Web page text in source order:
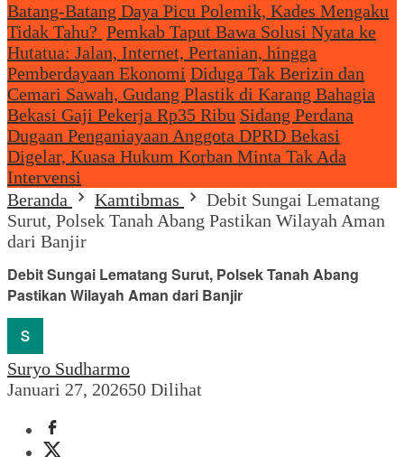
Batang-Batang Daya Picu Polemik, Kades Mengaku
Tidak Tahu? Pemkab Taput Bawa Solusi Nyata ke
Hutatua: Jalan, Internet, Pertanian, hingga
Pemberdayaan Ekonomi Diduga Tak Berizin dan
Cemari Sawah, Gudang Plastik di Karang Bahagia
Bekasi Gaji Pekerja Rp35 Ribu Sidang Perdana
Dugaan Penganiayaan Anggota DPRD Bekasi
Digelar, Kuasa Hukum Korban Minta Tak Ada
Intervensi
Beranda
Kamtibmas
Debit Sungai Lematang
Surut, Polsek Tanah Abang Pastikan Wilayah Aman
dari Banjir
Debit Sungai Lematang Surut, Polsek Tanah Abang
Pastikan Wilayah Aman dari Banjir
Suryo Sudharmo
Januari 27, 202650 Dilihat